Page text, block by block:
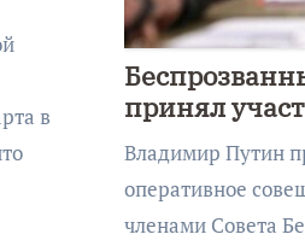
в
принял
совещании
под
Путина
Владимир Путин
оперативное
членами Совета